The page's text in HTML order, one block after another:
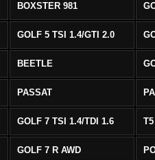
BOXSTER 981
GOLF 5 TSI 1.4/GTI 2.0
BEETLE
PASSAT
GOLF 7 TSI 1.4/TDI 1.6 T5
GOLF 7 R AWD